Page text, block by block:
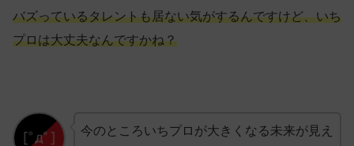
バズっているタレントも居ない気がするんですけど、いち
プロは大丈夫なんですかね？
今のところいちプロが大きくなる未来が見え